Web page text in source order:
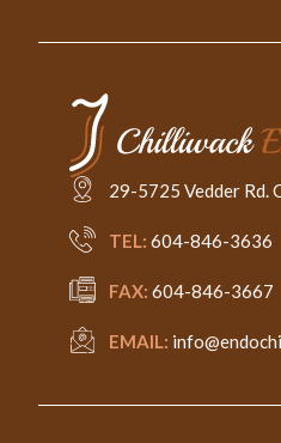
29-5725 Vedder Rd.
TEL: 604-846-3636
FAX: 604-846-3667
EMAIL: